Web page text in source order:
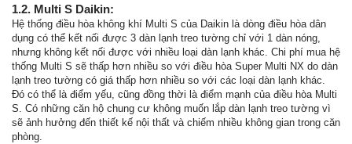
1.2. Multi S Daikin:
Hệ thống điều hòa không khí Multi S của Daikin là dòng điều hòa dân
dụng có thể kết nối được 3 dàn lạnh treo tường chỉ với 1 dàn nóng,
nhưng không kết nối được với nhiều loại dàn lạnh khác. Chi phí mua hệ
thống Multi S sẽ thấp hơn nhiều so với điều hòa Super Multi NX do dàn
lạnh treo tường có giá thấp hơn nhiều so với các loại dàn lạnh khác.
Đó có thể là điểm yếu, cũng đồng thời là điểm mạnh của điều hòa Multi
S. Có những căn hộ chung cư không muốn lắp dàn lạnh treo tường vì
sẽ ảnh hưởng đến thiết kế nội thất và chiếm nhiều không gian trong căn
phòng.